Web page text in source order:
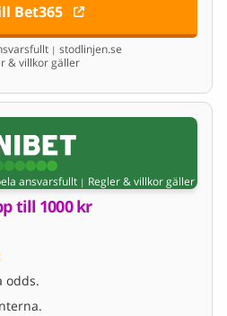
Bet365
| stodlinjen.se
& villkor gäller
ansvarsfullt | Regler & villkor gäller
till 1000 kr
odds.